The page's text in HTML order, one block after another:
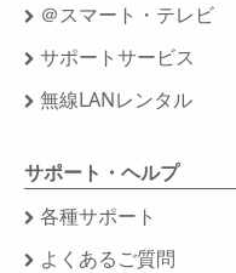
＠スマート・テレビ
サポートサービス
無線LANレンタル
サポート・ヘルプ
各種サポート
よくあるご質問